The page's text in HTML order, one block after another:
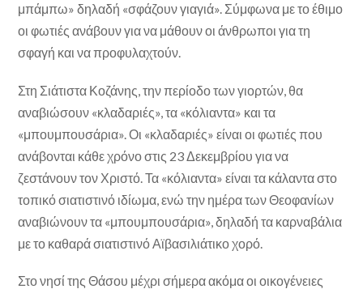
μπάμπω» δηλαδή «σφάζουν γιαγιά». Σύμφωνα με το έθιμο
οι φωτιές ανάβουν για να μάθουν οι άνθρωποι για τη
σφαγή και να προφυλαχτούν.
Στη Σιάτιστα Κοζάνης, την περίοδο των γιορτών, θα
αναβιώσουν «κλαδαριές», τα «κόλιαντα» και τα
«μπουμπουσάρια». Οι «κλαδαριές» είναι οι φωτιές που
ανάβονται κάθε χρόνο στις 23 Δεκεμβρίου για να
ζεστάνουν τον Χριστό. Τα «κόλιαντα» είναι τα κάλαντα στο
τοπικό σιατιστινό ιδίωμα, ενώ την ημέρα των Θεοφανίων
αναβιώνουν τα «μπουμπουσάρια», δηλαδή τα καρναβάλια
με το καθαρά σιατιστινό Αϊβασιλιάτικο χορό.
Στο νησί της Θάσου μέχρι σήμερα ακόμα οι οικογένειες